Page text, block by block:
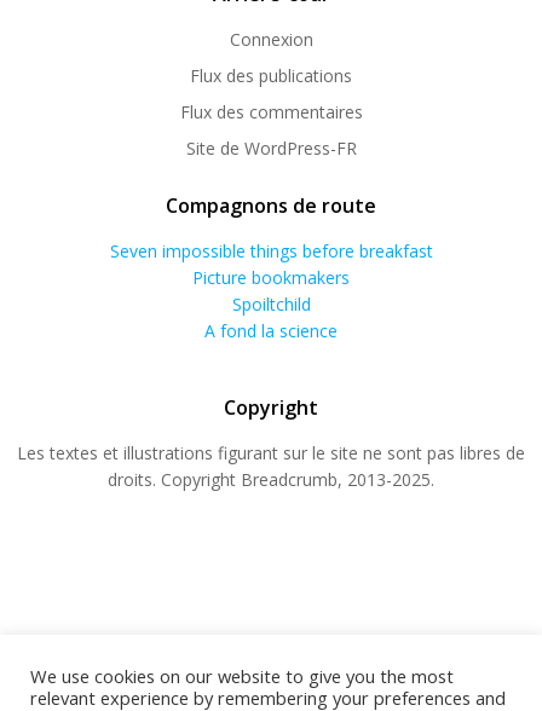
Connexion
Flux des publications
Flux des commentaires
Site de WordPress-FR
Compagnons de route
Seven impossible things before breakfast
Picture bookmakers
Spoiltchild
A fond la science
Copyright
Les textes et illustrations figurant sur le site ne sont pas libres de
droits. Copyright Breadcrumb, 2013-2025.
We use cookies on our website to give you the most
relevant experience by remembering your preferences and